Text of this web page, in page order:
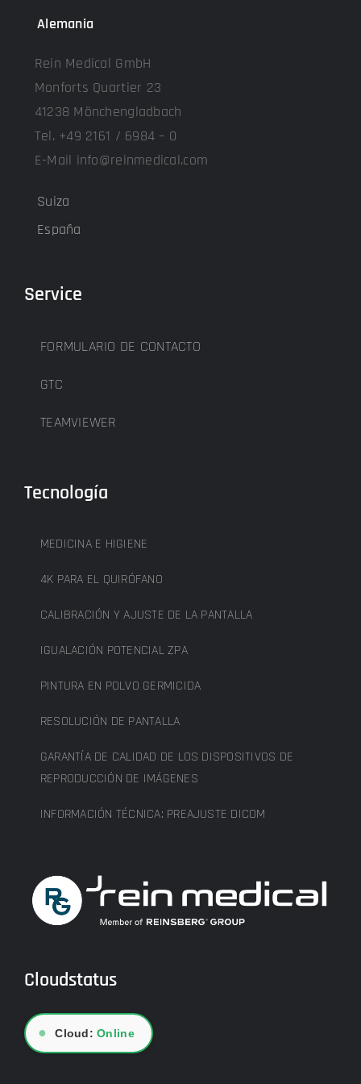
Alemania
Rein Medical GmbH
Monforts Quartier 23
41238 Mönchengladbach
Tel. +49 2161 / 6984 – 0
E-Mail info@reinmedical.com
Suiza
España
Service
FORMULARIO DE CONTACTO
GTC
TEAMVIEWER
Tecnología
MEDICINA E HIGIENE
4K PARA EL QUIRÓFANO
CALIBRACIÓN Y AJUSTE DE LA PANTALLA
IGUALACIÓN POTENCIAL ZPA
PINTURA EN POLVO GERMICIDA
RESOLUCIÓN DE PANTALLA
GARANTÍA DE CALIDAD DE LOS DISPOSITIVOS DE
REPRODUCCIÓN DE IMÁGENES
INFORMACIÓN TÉCNICA: PREAJUSTE DICOM
Cloudstatus
● Cloud:Online